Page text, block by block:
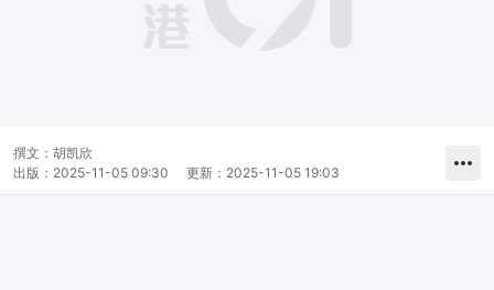
撰文： 胡凯欣
出版： 2025-11-05 09:30 更新： 2025-11-05 19:03